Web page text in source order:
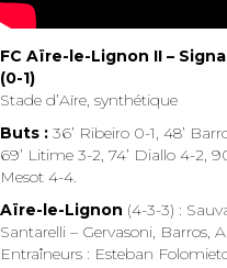
FC Aïre-le-Lignon II –
(0-1)
Stade d’Aïre, synthétique
Buts : 36’ Ribeiro 0-1, 48’
69’ Litime 3-2, 74’ Diallo 4-2,
Mesot 4-4.
Aïre-le-Lignon (4-3-3) :
Santarelli – Gervasoni, Barros,
Entraîneurs : Esteban